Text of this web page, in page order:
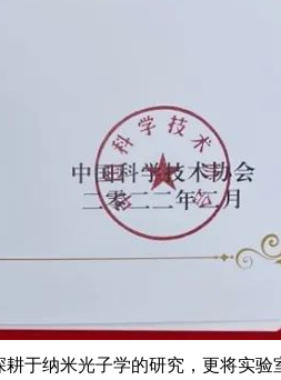
于纳米光子学的研究，更将实